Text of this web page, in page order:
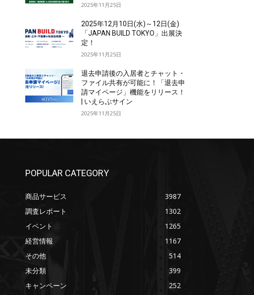
2025年11月25日
2025年12月10日(水)～12日(金)
「JAPAN BUILD TOKYO」出展決
定！
2025年11月25日
退去申請後の入居者とチャット・
ファイル共有が可能に！「退去申
請マイページ」機能をリリース！
| いえらぶサイン
2025年11月25日
POPULAR CATEGORY
商品サービス
3987
調査レポート
1302
イベント
1265
経営情報
1167
その他
514
未分類
399
キャンペーン
252